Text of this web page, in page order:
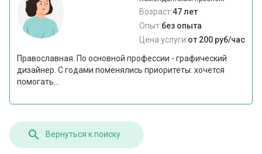
Возраст:47 лет
Опыт:без опыта
Цена услуги:от 200 руб/час
Православная. По основной профессии - графический
дизайнер. С годами поменялись приоритеты: хочется
помогать...
Вернуться к поиску